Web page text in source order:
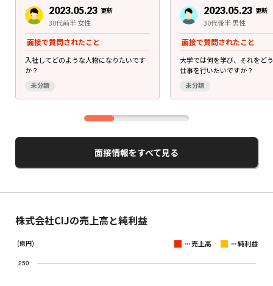
2023.05.23 更新
30代前半 女性
面接で質問されたこと
入社してどのような人物になりたいです
か？
未分類
2023.05.23 更新
30代後半 男性
面接で質問されたこと
大学では何を学び、それをど
仕事を行いたいですか？
未分類
面接情報をすべて見る
株式会社CIJの売上高と純利益
(億円) ...売上高 ...純利益